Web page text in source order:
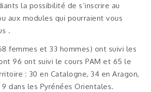
la possibilité de s’inscrire au
aux modules qui pourraient vous
.
femmes et 33 hommes) ont suivi les
96 ont suivi le cours PAM et 65 le
: 30 en Catalogne, 34 en Aragon,
dans les Pyrénées Orientales.